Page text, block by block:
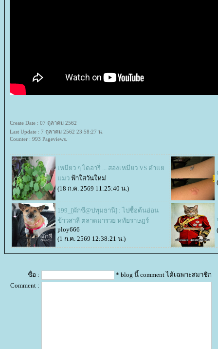
Create Date : 07 ตุลาคม 2562
Last Update : 7 ตุลาคม 2562 23:58:27 น.
Counter : 993 Pageviews.
เหมียว ๆ ไดอารี่ ... สองเหมียว VS ตำ
มว ฟ้าใสวันใหม่
(18 ก.ค. 2569 11:25:40 น.)
199_[ผักชี@ปทุมธานี] : ไปซื้อต้นอ่อน
ข้าวสาลี ตลาดมารวย หทัยราษฎร์
ploy666
(1 ก.ค. 2569 12:38:21 น.)
ชื่อ :
* blog นี้ comment ได้เฉพาะสมาชิก
Comment :